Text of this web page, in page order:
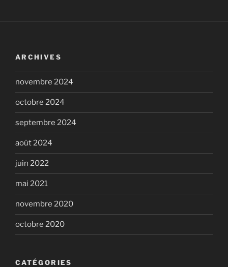
ARCHIVES
novembre 2024
octobre 2024
septembre 2024
août 2024
juin 2022
mai 2021
novembre 2020
octobre 2020
CATÉGORIES